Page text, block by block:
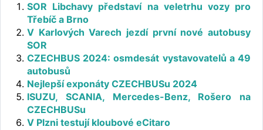
SOR Libchavy představí na veletrhu vozy pro
Třebíč a Brno
V Karlových Varech jezdí první nové autobusy
SOR
CZECHBUS 2024: osmdesát vystavovatelů a 49
autobusů
Nejlepší exponáty CZECHBUSu 2024
ISUZU, SCANIA, Mercedes-Benz, Rošero na
CZECHBUSu
V Plzni testují kloubové eCitaro